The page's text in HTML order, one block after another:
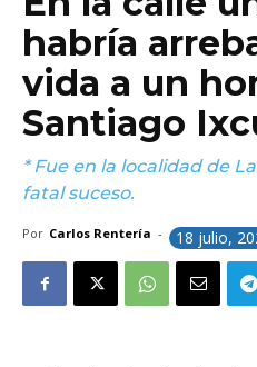
habría
vida a un
Santiago
* Fue en la localidad de
fatal suceso.
Por Carlos Rentería - 18 julio,